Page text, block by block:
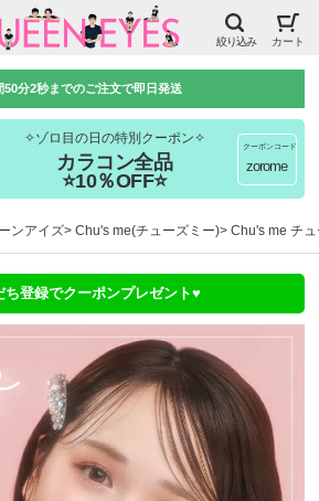
絞り込み カート
50分2秒までのご注文で即日発送
✧ゾロ目の日の特別クーポン✧
カラコン全品
⭐10％OFF⭐
クーポンコード
zorome
ンアイズ Chu's me(チューズミー) Chu's me チ
ち登録でクーポンプレゼント♥